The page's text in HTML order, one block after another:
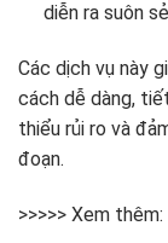
diễn ra suôn
Các dịch vụ này
cách dễ dàng,
thiểu rủi ro và
đoạn.
>>>>> Xem thêm: